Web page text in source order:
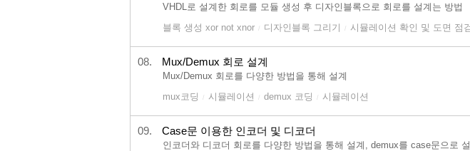
VHDL로 설계한 회로를 모듈 생성 후 디자인블록으로 회로를 설계는 방법
블록 생성 xor not xnor
디자인블록 그리기 시뮬레이션 확인 및 도면 점
08. Mux/Demux 회로 설계
Mux/Demux 회로를 다양한 방법을 통해 설계
mux코딩
시뮬레이션 demux 코딩 시뮬레이션
09. Case문 이용한 인코더 및 디코더
인코더와 디코더 회로를 다양한 방법을 통해 설계, demux를 case문으로